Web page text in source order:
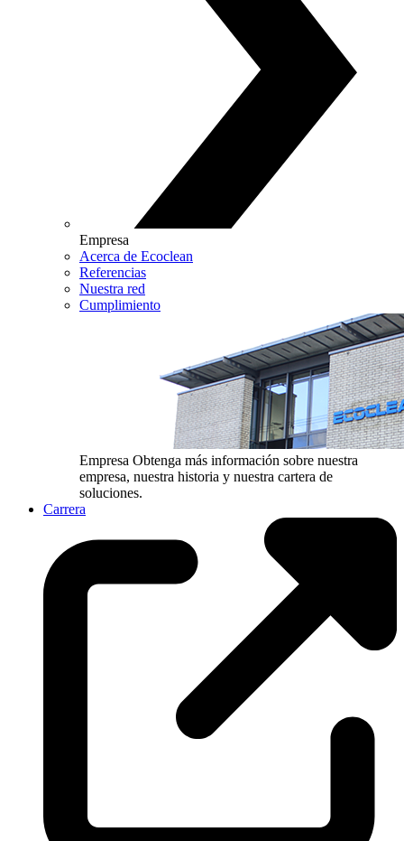
Empresa
Acerca de Ecoclean
Referencias
Nuestra red
Cumplimiento
Empresa Obtenga más información sobre nuestra
empresa, nuestra historia y nuestra cartera de
soluciones.
Carrera